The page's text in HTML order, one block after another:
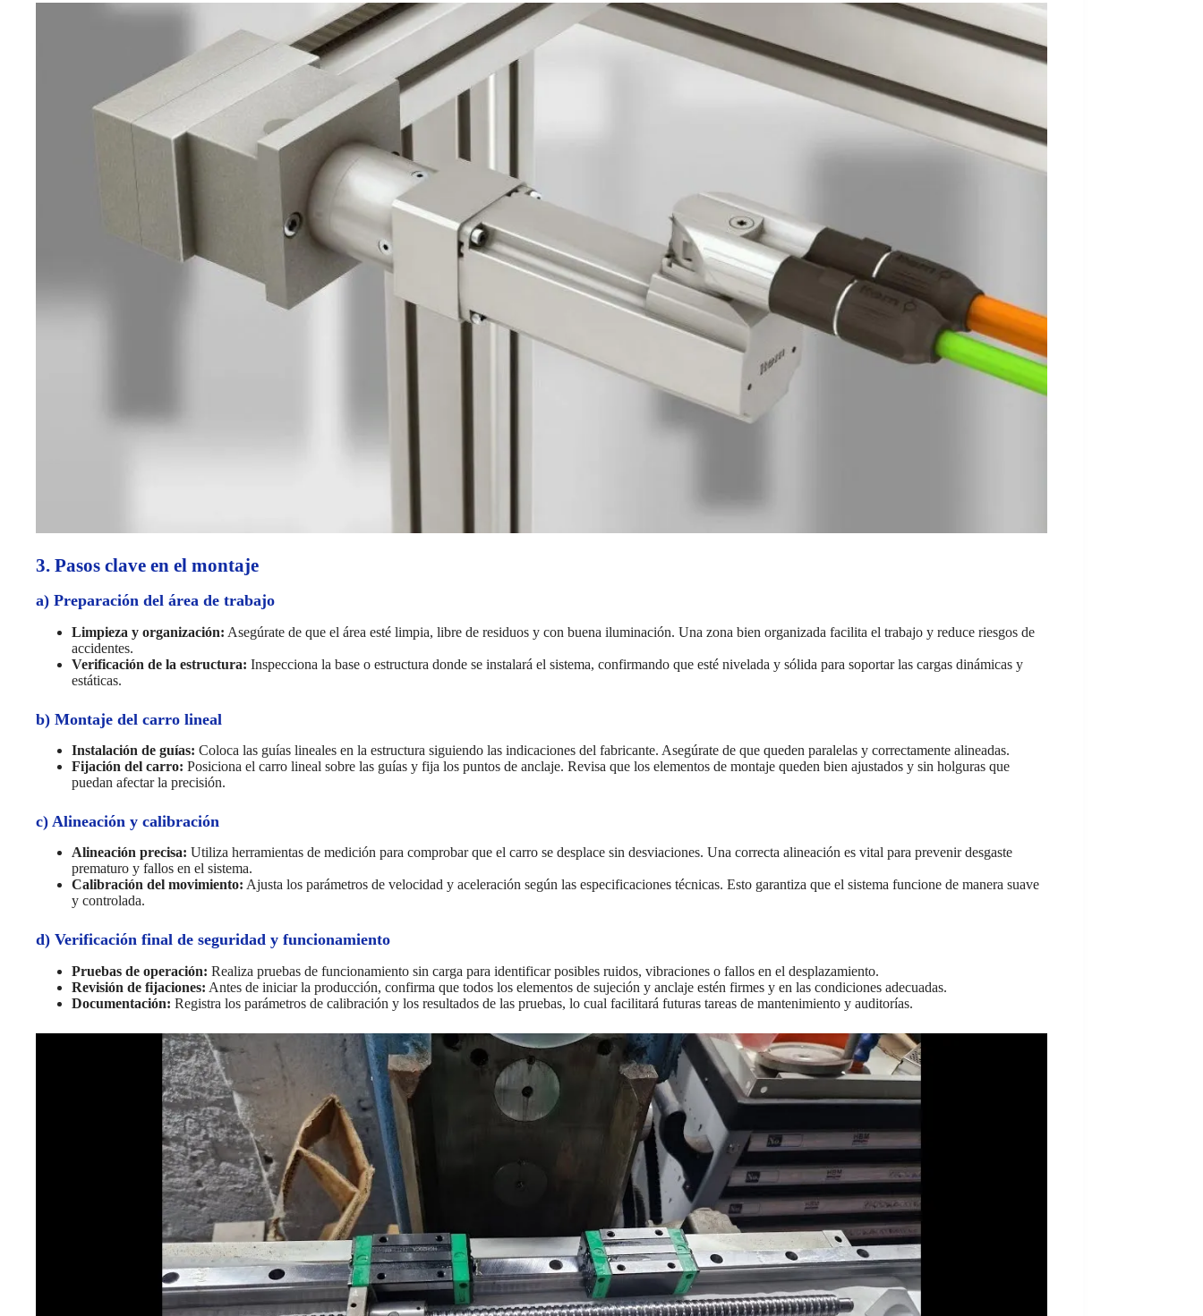
3. Pasos clave en el montaje
a) Preparación del área de trabajo
Limpieza y organización: Asegúrate de que el área esté limpia, libre de residuos y con buena iluminación. Una zona bien organizada facilita el trabajo y reduce riesgos de
accidentes.
Verificación de la estructura: Inspecciona la base o estructura donde se instalará el sistema, confirmando que esté nivelada y sólida para soportar las cargas dinámicas y
estáticas.
b) Montaje del carro lineal
Instalación de guías: Coloca las guías lineales en la estructura siguiendo las indicaciones del fabricante. Asegúrate de que queden paralelas y correctamente alineadas.
Fijación del carro: Posiciona el carro lineal sobre las guías y fija los puntos de anclaje. Revisa que los elementos de montaje queden bien ajustados y sin holguras que
puedan afectar la precisión.
c) Alineación y calibración
Alineación precisa: Utiliza herramientas de medición para comprobar que el carro se desplace sin desviaciones. Una correcta alineación es vital para prevenir desgaste
prematuro y fallos en el sistema.
Calibración del movimiento: Ajusta los parámetros de velocidad y aceleración según las especificaciones técnicas. Esto garantiza que el sistema funcione de manera suave
y controlada.
d) Verificación final de seguridad y funcionamiento
Pruebas de operación: Realiza pruebas de funcionamiento sin carga para identificar posibles ruidos, vibraciones o fallos en el desplazamiento.
Revisión de fijaciones: Antes de iniciar la producción, confirma que todos los elementos de sujeción y anclaje estén firmes y en las condiciones adecuadas.
Documentación: Registra los parámetros de calibración y los resultados de las pruebas, lo cual facilitará futuras tareas de mantenimiento y auditorías.